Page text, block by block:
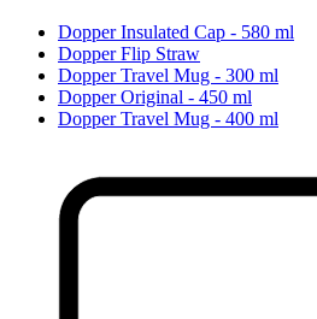
Dopper Insulated Cap - 580 ml
Dopper Flip Straw
Dopper Travel Mug - 300 ml
Dopper Original - 450 ml
Dopper Travel Mug - 400 ml